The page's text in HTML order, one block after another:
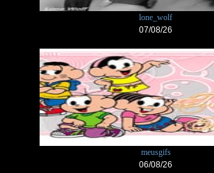
lone_wolf
07/08/26
meusgifs
06/08/26